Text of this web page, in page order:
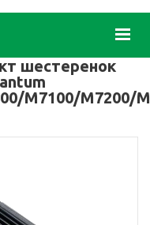
шестеренок
M7100/M7200/